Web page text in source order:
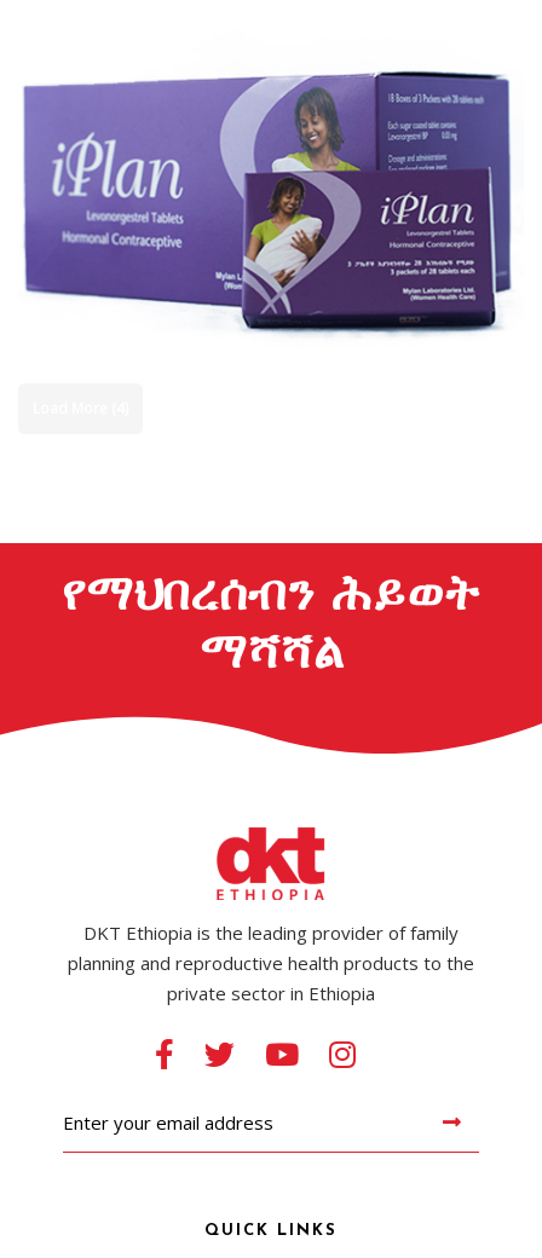
የማህበረሰብን ሕይወት
ማሻሻል
DKT Ethiopia is the leading provider of family
planning and reproductive health products to the
private sector in Ethiopia
QUICK LINKS